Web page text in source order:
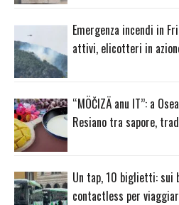
Emergenza incendi in
attivi, elicotteri in
“MÖČIZÄ anu IT”: a
Resiano tra sapore,
Un tap, 10 biglietti: sui
contactless per